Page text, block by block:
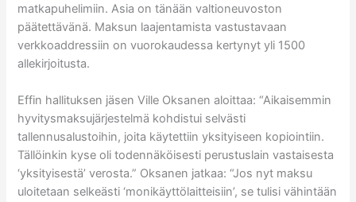
matkapuhelimiin. Asia on tänään valtioneuvoston
päätettävänä. Maksun laajentamista vastustavaan
verkkoaddressiin on vuorokaudessa kertynyt yli 1500
allekirjoitusta.
Effin hallituksen jäsen Ville Oksanen aloittaa: “Aikaisemmin
hyvitysmaksujärjestelmä kohdistui selvästi
tallennusalustoihin, joita käytettiin yksityiseen kopiointiin.
Tällöinkin kyse oli todennäköisesti perustuslain vastaisesta
‘yksityisestä’ verosta.” Oksanen jatkaa: “Jos nyt maksu
uloitetaan selkeästi ‘monikäyttölaitteisiin’, se tulisi vähintään